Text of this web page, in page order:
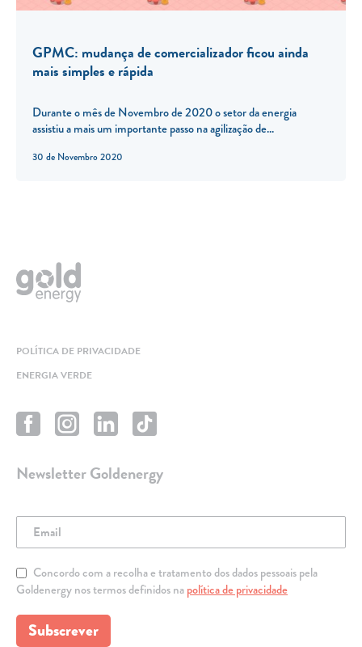
30 de Novembro 2020
GPMC: mudança de comercializador ficou ainda
mais simples e rápida
Durante o mês de Novembro de 2020 o setor da energia
assistiu a mais um importante passo na agilização de...
POLÍTICA DE PRIVACIDADE
ENERGIA VERDE
Newsletter Goldenergy
Concordo com a recolha e tratamento dos dados pessoais pela
Goldenergy nos termos definidos napolítica de privacidade
Subscrever